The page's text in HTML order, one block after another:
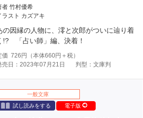
者 竹村優希
ラスト カズアキ
の因縁の人物に、澪と次郎がついに辿り着
!? 「占い師」編、決着！
価 726 円（本体660円＋税）
売日：2023年07月21日
判型：文庫判
一般文庫
試し読みをする
電子版